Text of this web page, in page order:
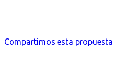
Compartimos esta